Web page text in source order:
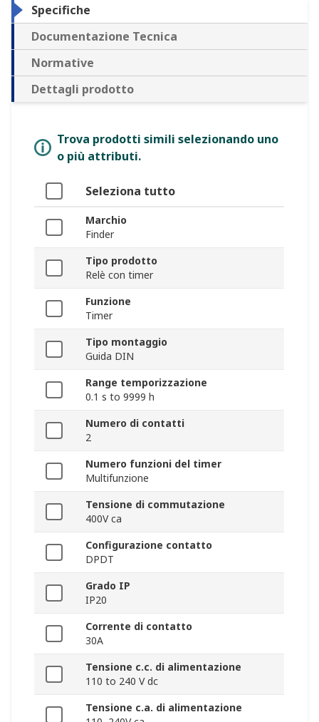
Specifiche
Documentazione Tecnica
Normative
Dettagli prodotto
Trova prodotti simili selezionando uno
o più attributi.
Seleziona tutto
Marchio
Finder
Tipo prodotto
Relè con timer
Funzione
Timer
Tipo montaggio
Guida DIN
Range temporizzazione
0.1 s to 9999 h
Numero di contatti
2
Numero funzioni del timer
Multifunzione
Tensione di commutazione
400V ca
Configurazione contatto
DPDT
Grado IP
IP20
Corrente di contatto
30A
Tensione c.c. di alimentazione
110 to 240 V dc
Tensione c.a. di alimentazione